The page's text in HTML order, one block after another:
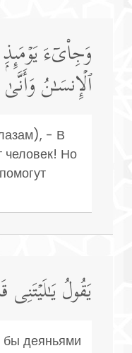
وَجِا۟یۤءَ
ٱلۡإِنسَـٰنُ
- В
человек! Но
یَقُولُ
деяньями